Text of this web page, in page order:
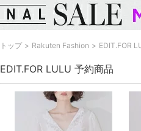
トップ Rakuten Fashion EDIT.FOR
EDIT.FOR LULU 予約商品